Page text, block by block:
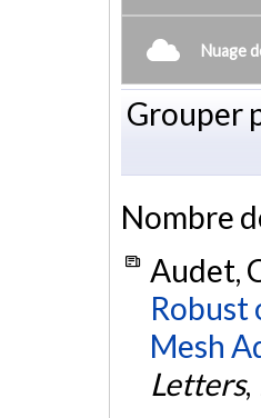
Nuage
Grouper
Nombre
Audet,
Robust
Mesh
Letters,